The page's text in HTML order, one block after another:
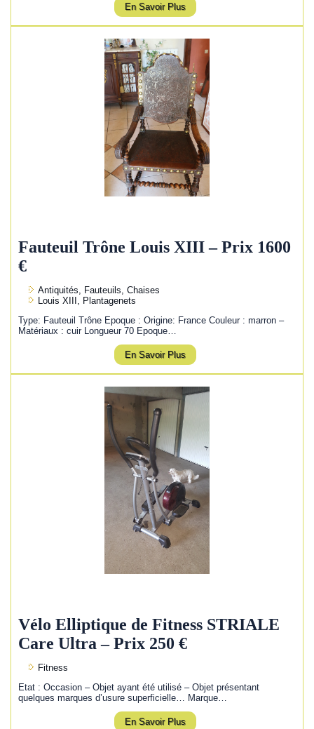
En Savoir Plus
Fauteuil Trône Louis XIII – Prix 1600
€
Antiquités, Fauteuils, Chaises
Louis XIII, Plantagenets
Type: Fauteuil Trône Epoque : Origine: France Couleur : marron –
Matériaux : cuir Longueur 70 Epoque…
En Savoir Plus
Vélo Elliptique de Fitness STRIALE
Care Ultra – Prix 250 €
Fitness
Etat : Occasion – Objet ayant été utilisé – Objet présentant
quelques marques d’usure superficielle… Marque…
En Savoir Plus